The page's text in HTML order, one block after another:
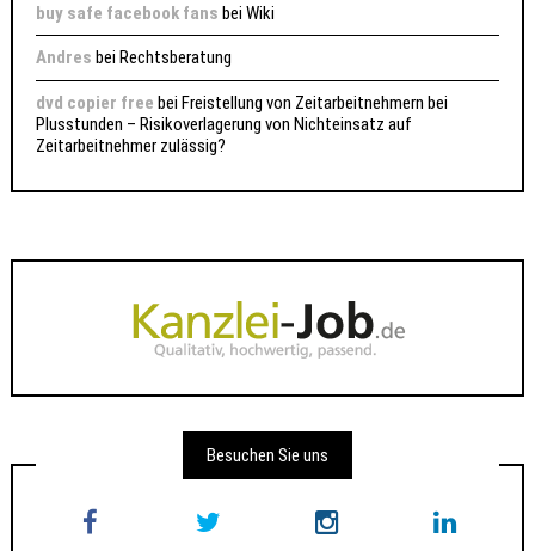
buy safe facebook fans beiWiki
Andres beiRechtsberatung
dvd copier free beiFreistellung von Zeitarbeitnehmern bei
Plusstunden – Risikoverlagerung von Nichteinsatz auf
Zeitarbeitnehmer zulässig?
Besuchen Sie uns